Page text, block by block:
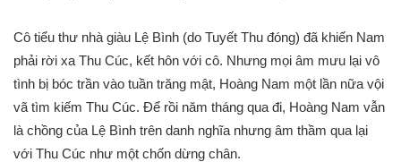
Cô tiểu thư nhà giàu Lệ Bình (do Tuyết Thu đóng) đã khiến Nam
phải rời xa Thu Cúc, kết hôn với cô. Nhưng mọi âm mưu lại vô
tình bị bóc trần vào tuần trăng mật, Hoàng Nam một lần nữa vội
vã tìm kiếm Thu Cúc. Để rồi năm tháng qua đi, Hoàng Nam vẫn
là chồng của Lệ Bình trên danh nghĩa nhưng âm thầm qua lại
với Thu Cúc như một chốn dừng chân.